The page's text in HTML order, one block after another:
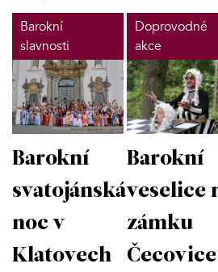
Barokní
slavnosti
Barokní
svatojánská
noc v
Klatovech
Doprovodné
akce
Barokní
veselice
zámku
Čecovice